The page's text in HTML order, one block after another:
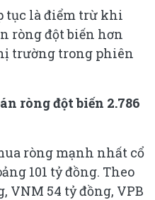
tục là điểm trừ khi
ròng đột biến hơn
trường trong phiên
ròng đột biến 2.786
ròng mạnh nhất cổ
101 tỷ đồng. Theo
VNM 54 tỷ đồng, VPB